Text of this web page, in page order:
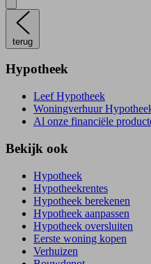
terug
Hypotheek
Leef Hypotheek
Woningverhuur
Al onze financiële
Bekijk ook
Hypotheek
Hypotheekrentes
Hypotheek berekenen
Hypotheek aanpassen
Hypotheek oversluiten
Eerste woning kopen
Verhuizen